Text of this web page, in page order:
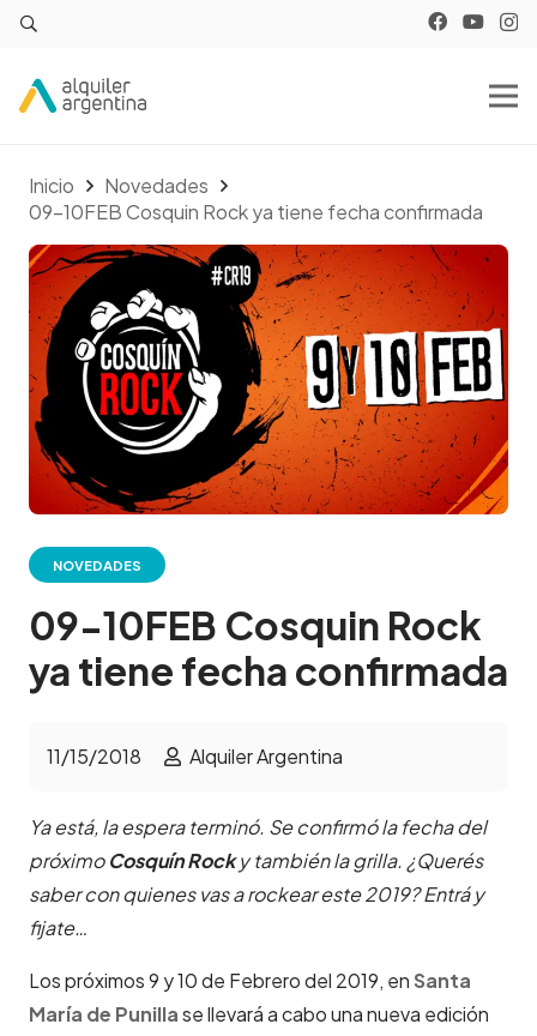
Inicio
Novedades
09-10FEB Cosquin Rock ya tiene fecha confirmada
NOVEDADES
09-10FEB Cosquin Rock
ya tiene fecha confirmada
11/15/2018 Alquiler Argentina
Ya está, la espera terminó. Se confirmó la fecha del
próximoCosquín Rocky también la grilla. ¿Querés
saber con quienes vas a rockear este 2019? Entrá y
fijate…
Los próximos 9 y 10 de Febrero del 2019, en Santa
María de Punillase llevará a cabo una nueva edición